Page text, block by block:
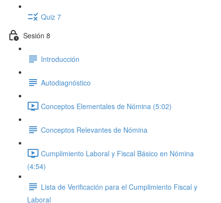
Quiz 7
Sesión 8
Introducción
Autodiagnóstico
Conceptos Elementales de Nómina (5:02)
Conceptos Relevantes de Nómina
Cumplimiento Laboral y Fiscal Básico en Nómina
(4:54)
Lista de Verificación para el Cumplimiento Fiscal y
Laboral